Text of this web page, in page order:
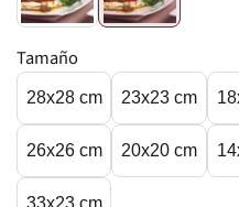
Tamaño
28x28 cm 23x23 cm
26x26 cm 20x20 cm
33x23 cm